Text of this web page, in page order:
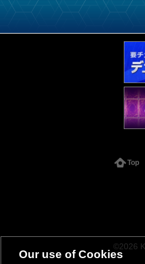
Top
©2026
Our use of Cookies